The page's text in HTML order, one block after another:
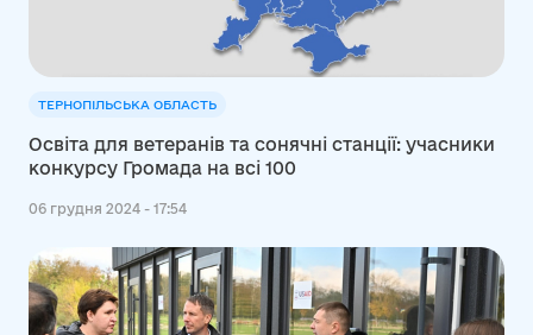
ТЕРНОПІЛЬСЬКА ОБЛАСТЬ
Освіта для ветеранів та сонячні станції: учасники
конкурсу Громада на всі 100
06 грудня 2024 - 17:54